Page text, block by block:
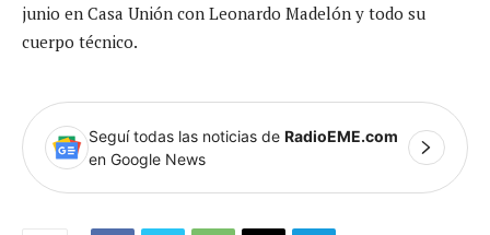
junio en Casa Unión con Leonardo Madelón y todo su
cuerpo técnico.
Seguí todas las noticias de RadioEME.com
en Google News